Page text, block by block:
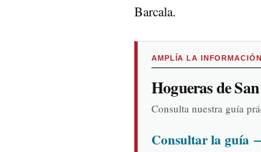
Barcala.
AMPLÍA LA INFORMACIÓN
Hogueras de
Consulta nuestra guía
Consultar la guía